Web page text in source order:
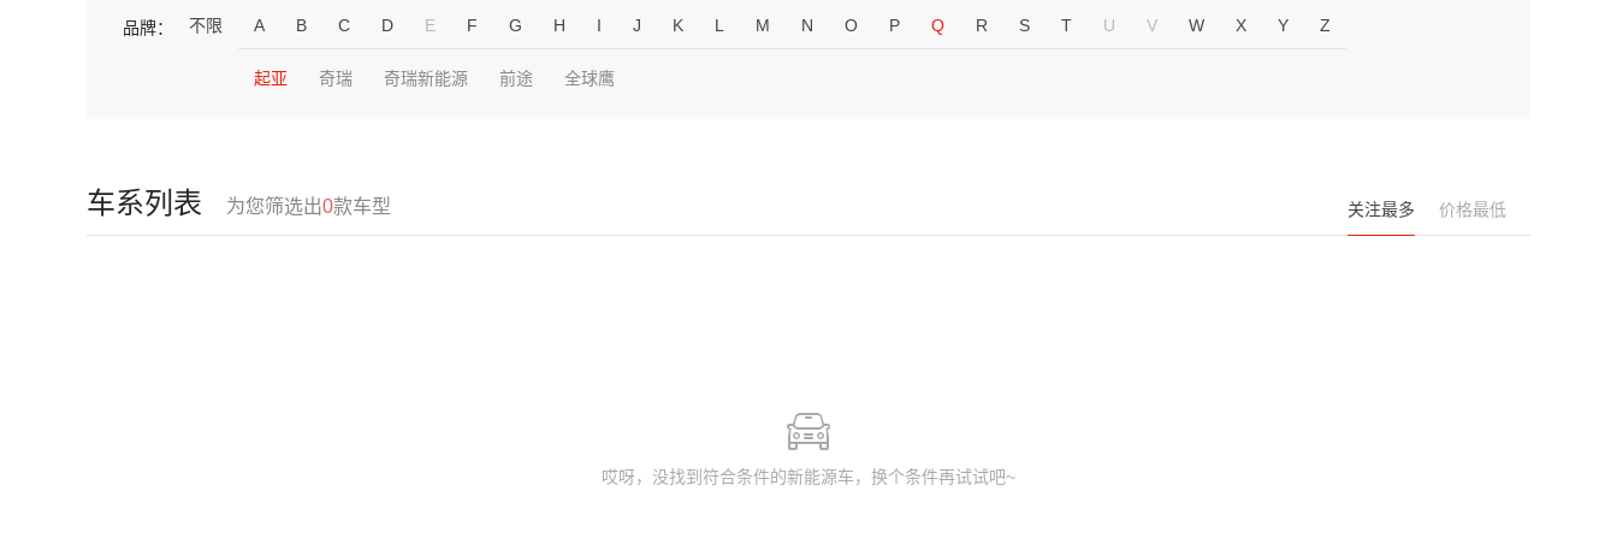
品牌： 不限 A B C D E F G H I J K L M N O P Q R S T U V W X Y Z
起亚 奇瑞 奇瑞新能源 前途 全球鹰
车系列表 为您筛选出0款车型 关注最多 价格最低
哎呀，没找到符合条件的新能源车，换个条件再试试吧~